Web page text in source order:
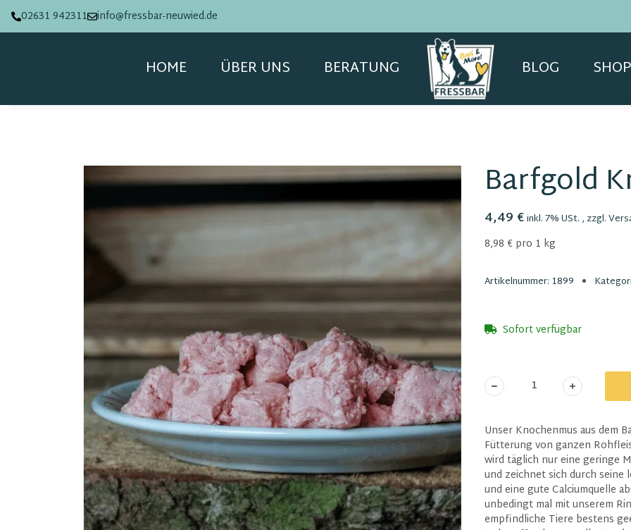
02631 942311 info@fressbar-neuwied.de
SHOP
HOME ÜBER UNS BERATUNG BLOG
Barfgold
4,49 €inkl. 7% USt. , zzgl.
8,98 € pro 1 kg
Artikelnummer: 1899
Sofort verfügbar
Unser Knochenmus aus dem
Fütterung von ganzen
wird täglich nur eine geringe
und zeichnet sich durch seine
und eine gute Calciumquelle
unbedingt mal mit unserem
empfindliche Tiere bestens